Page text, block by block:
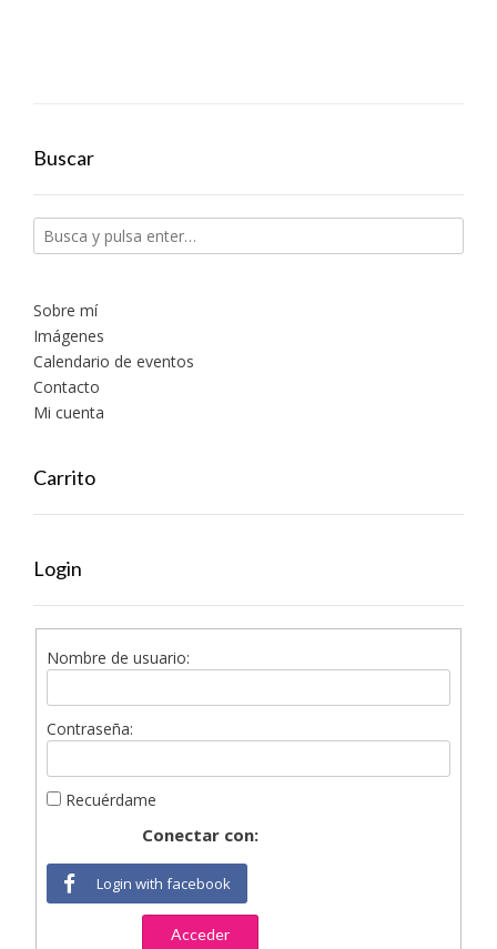
Buscar
Sobre mí
Imágenes
Calendario de eventos
Contacto
Mi cuenta
Carrito
Login
Nombre de usuario:
Contraseña:
Recuérdame
Conectar con:
Login with facebook
Acceder